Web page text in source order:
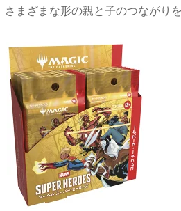
さまざまな形の親と子のつながり